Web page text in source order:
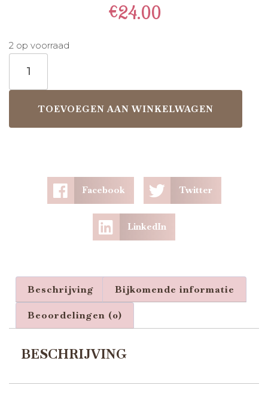
€24.00
2 op voorraad
TOEVOEGEN AAN WINKELWAGEN
Facebook Twitter
LinkedIn
Beschrijving Bijkomende informatie
Beoordelingen (0)
BESCHRIJVING